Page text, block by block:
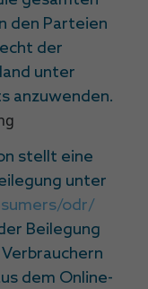
den Parteien
der
unter
anzuwenden.
stellt eine
unter
odr/
Beilegung
dem Online-